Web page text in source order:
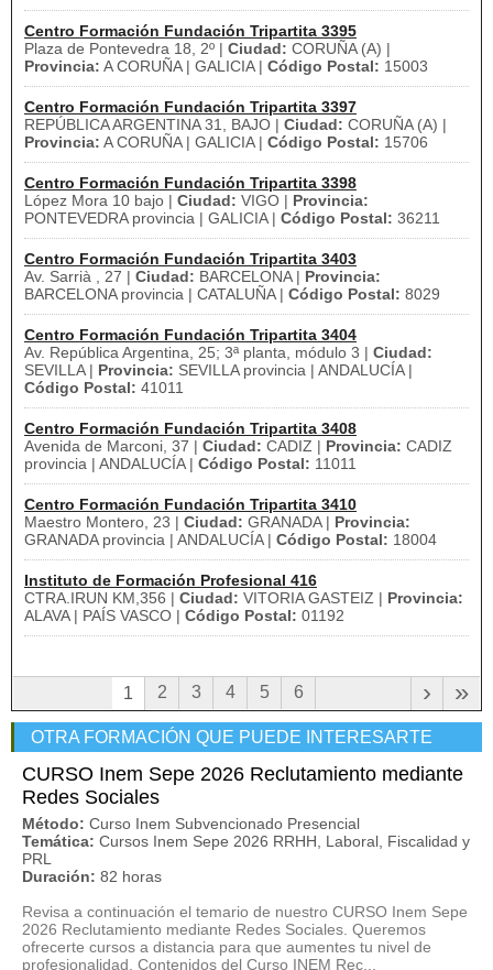
Centro Formación Fundación Tripartita 3395
Plaza de Pontevedra 18, 2º | Ciudad: CORUÑA (A) |
Provincia: A CORUÑA | GALICIA | Código Postal: 15003
Centro Formación Fundación Tripartita 3397
REPÚBLICA ARGENTINA 31, BAJO | Ciudad: CORUÑA (A) |
Provincia: A CORUÑA | GALICIA | Código Postal: 15706
Centro Formación Fundación Tripartita 3398
López Mora 10 bajo | Ciudad: VIGO | Provincia:
PONTEVEDRA provincia | GALICIA | Código Postal: 36211
Centro Formación Fundación Tripartita 3403
Av. Sarrià , 27 | Ciudad: BARCELONA | Provincia:
BARCELONA provincia | CATALUÑA | Código Postal: 8029
Centro Formación Fundación Tripartita 3404
Av. República Argentina, 25; 3ª planta, módulo 3 | Ciudad:
SEVILLA | Provincia: SEVILLA provincia | ANDALUCÍA |
Código Postal: 41011
Centro Formación Fundación Tripartita 3408
Avenida de Marconi, 37 | Ciudad: CADIZ | Provincia: CADIZ
provincia | ANDALUCÍA | Código Postal: 11011
Centro Formación Fundación Tripartita 3410
Maestro Montero, 23 | Ciudad: GRANADA | Provincia:
GRANADA provincia | ANDALUCÍA | Código Postal: 18004
Instituto de Formación Profesional 416
CTRA.IRUN KM,356 | Ciudad: VITORIA GASTEIZ | Provincia:
ALAVA | PAÍS VASCO | Código Postal: 01192
1 2 3 4 5 6 »
›
OTRA FORMACIÓN QUE PUEDE INTERESARTE
CURSO Inem Sepe 2026 Reclutamiento mediante
Redes Sociales
Método: Curso Inem Subvencionado Presencial
Temática: Cursos Inem Sepe 2026 RRHH, Laboral, Fiscalidad y
PRL
Duración: 82 horas
Revisa a continuación el temario de nuestro CURSO Inem Sepe
2026 Reclutamiento mediante Redes Sociales. Queremos
ofrecerte cursos a distancia para que aumentes tu nivel de
profesionalidad. Contenidos del Curso INEM Rec...